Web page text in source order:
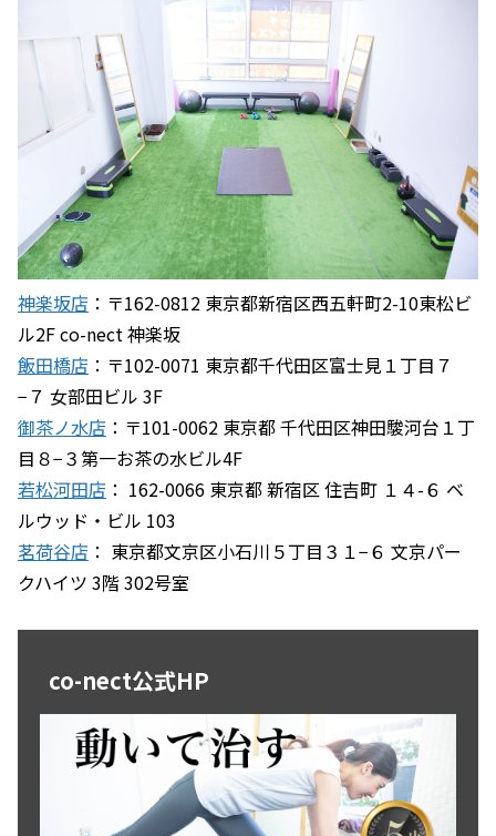
神楽坂店 ：〒162-0812 東京都新宿区西五軒町2-10東松ビ
ル2F co-nect 神楽坂
飯田橋店 ：〒102-0071 東京都千代田区富士見１丁目７
−７ 女部田ビル 3F
御茶ノ水店 ：〒101-0062 東京都 千代田区神田駿河台１丁
目８−３第一お茶の水ビル4F
若松河田店 ： 162-0066 東京都 新宿区 住吉町 １４-６ ベ
ルウッド・ビル 103
茗荷谷店 ： 東京都文京区小石川５丁目３１−６ 文京パー
クハイツ 3階 302号室
co-nect公式HP